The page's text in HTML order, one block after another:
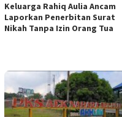
Keluarga Rahiq Aulia Ancam
Laporkan Penerbitan Surat
Nikah Tanpa Izin Orang Tua